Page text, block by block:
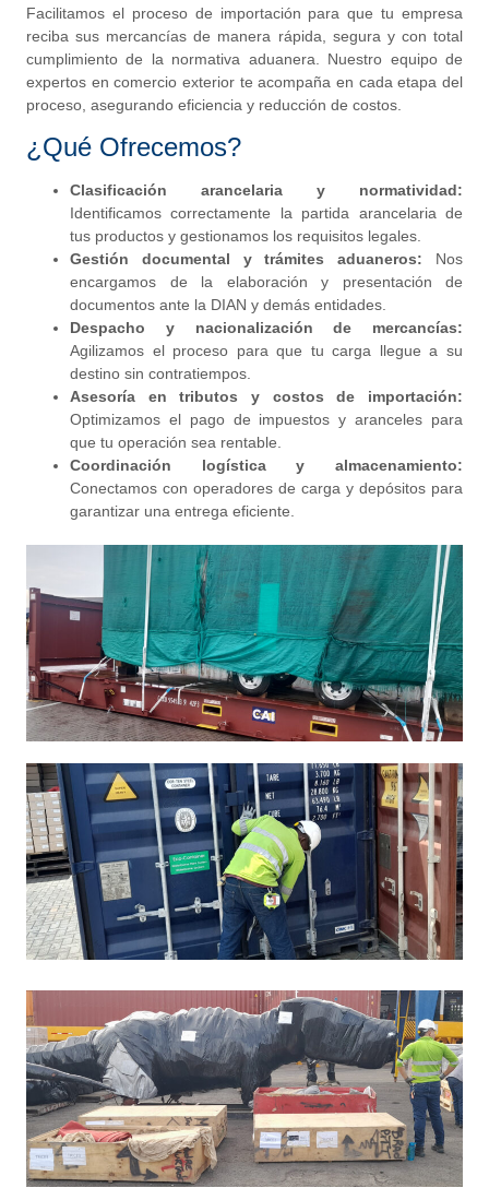
Facilitamos el proceso de importación para que tu empresa
reciba sus mercancías de manera rápida, segura y con total
cumplimiento de la normativa aduanera. Nuestro equipo de
expertos en comercio exterior te acompaña en cada etapa del
proceso, asegurando eficiencia y reducción de costos.
¿Qué Ofrecemos?
Clasificación arancelaria y normatividad:
Identificamos correctamente la partida arancelaria de
tus productos y gestionamos los requisitos legales.
Gestión documental y trámites aduaneros: Nos
encargamos de la elaboración y presentación de
documentos ante la DIAN y demás entidades.
Despacho y nacionalización de mercancías:
Agilizamos el proceso para que tu carga llegue a su
destino sin contratiempos.
Asesoría en tributos y costos de importación:
Optimizamos el pago de impuestos y aranceles para
que tu operación sea rentable.
Coordinación logística y almacenamiento:
Conectamos con operadores de carga y depósitos para
garantizar una entrega eficiente.